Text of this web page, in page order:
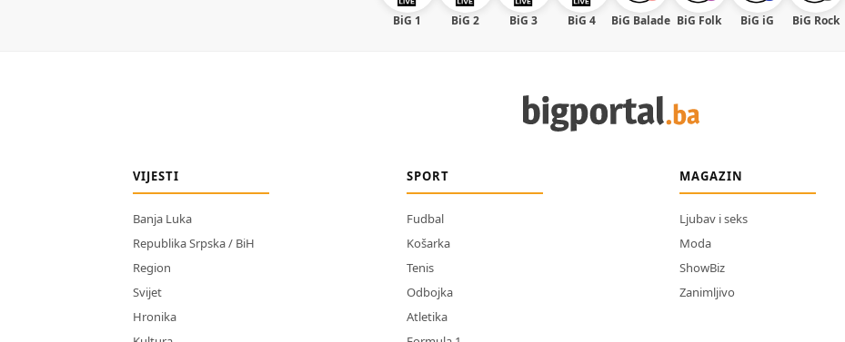
BiG 1 BiG 2 BiG 3 BiG 4 BiG Balade BiG Folk BiG iG BiG Rock
VIJESTI
Banja Luka
Republika Srpska / BiH
Region
Svijet
Hronika
SPORT
Fudbal
Košarka
Tenis
Odbojka
Atletika
MAGAZIN
Ljubav i seks
Moda
ShowBiz
Zanimljivo